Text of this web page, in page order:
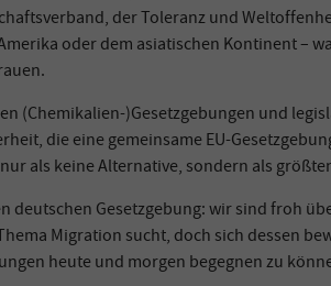
der Toleranz und
oder dem asiatischen Kontinent –
(Chemikalien-)Gesetzgebungen und
die eine gemeinsame EU-
als keine Alternative, sondern als
Gesetzgebung: wir sind froh
Migration sucht, doch sich dessen
heute und morgen begegnen zu